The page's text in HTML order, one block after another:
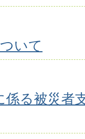
いて
係る被災者